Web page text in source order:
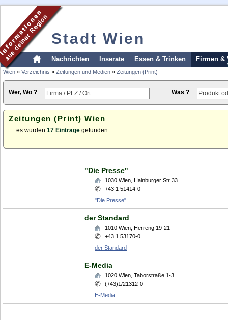
Stadt Wien
Nachrichten Inserate Essen & Trinken Firmen &
Wien » Verzeichnis » Zeitungen und Medien » Zeitungen (Print)
Wer, Wo ? Was ?
Zeitungen (Print) Wien
es wurden 17 Einträge gefunden
"Die Presse"
1030 Wien Hainburger Str 33
+43 1 51414-0
"Die Presse"
der Standard
1010 Wien Herreng 19-21
+43 1 53170-0
der Standard
E-Media
1020 Wien Taborstraße 1-3
(+43)1/21312-0
E-Media